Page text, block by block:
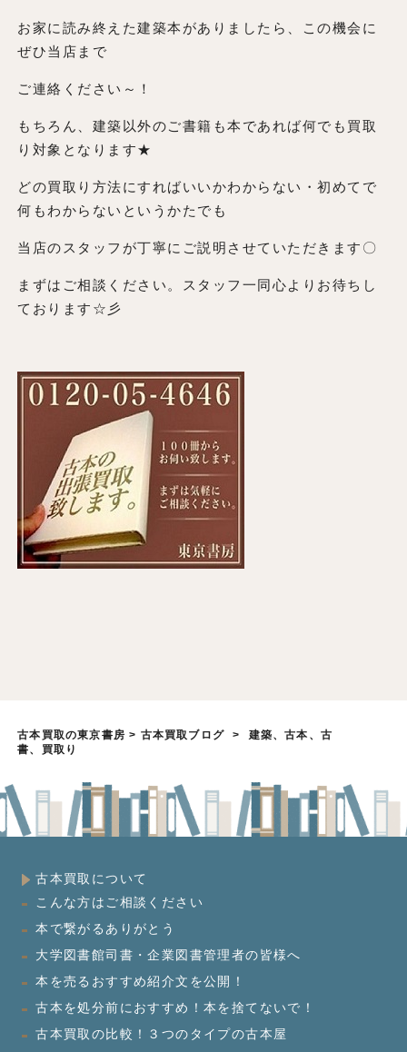
お家に読み終えた建築本がありましたら、この機会に
ぜひ当店まで
ご連絡ください～！
もちろん、建築以外のご書籍も本であれば何でも買取
り対象となります★
どの買取り方法にすればいいかわからない・初めてで
何もわからないというかたでも
当店のスタッフが丁寧にご説明させていただきます〇
まずはご相談ください。スタッフ一同心よりお待ちし
ております☆彡
古本買取の東京書房 > 古本買取ブログ >
建築、古本、古
書、買取り
古本買取について
こんな方はご相談ください
本で繋がるありがとう
大学図書館司書・企業図書管理者の皆様へ
本を売るおすすめ紹介文を公開！
古本を処分前におすすめ！本を捨てないで！
古本買取の比較！３つのタイプの古本屋